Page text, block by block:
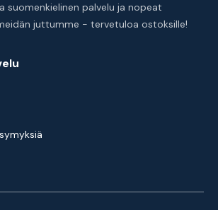
suomenkielinen palvelu ja nopeat
juttumme - tervetuloa ostoksille!